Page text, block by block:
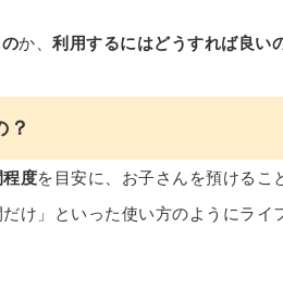
か、 利用するにはどうすれば良い
？
程度を目安に、お子さんを預けるこ
け」といった使い方のようにライ